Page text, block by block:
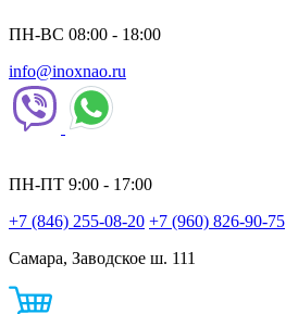
ПН-ВС 08:00 - 18:00
info@inoxnao.ru
ПН-ПТ 9:00 - 17:00
+7 (846) 255-08-20 +7 (960) 826-90-75
Самара, Заводское ш. 111